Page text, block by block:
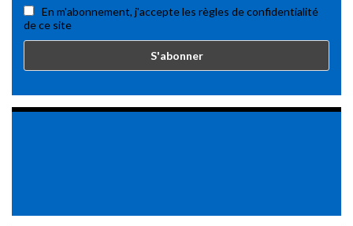
En m'abonnement, j'accepte les règles de confidentialité
de ce site